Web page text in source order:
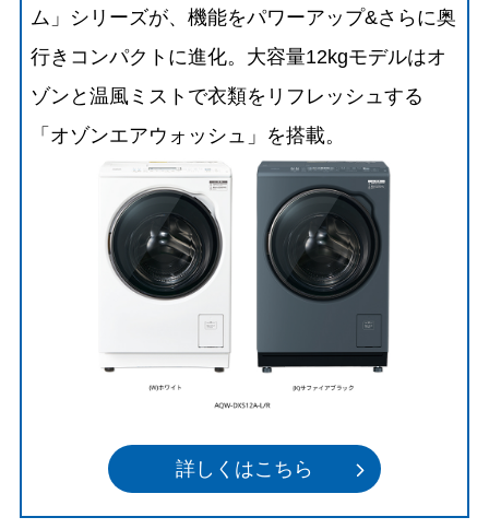
ム」シリーズが、機能をパワーアップ&さらに奥
行きコンパクトに進化。大容量12kgモデルはオ
ゾンと温風ミストで衣類をリフレッシュする
「オゾンエアウォッシュ」を搭載。
詳しくはこちら